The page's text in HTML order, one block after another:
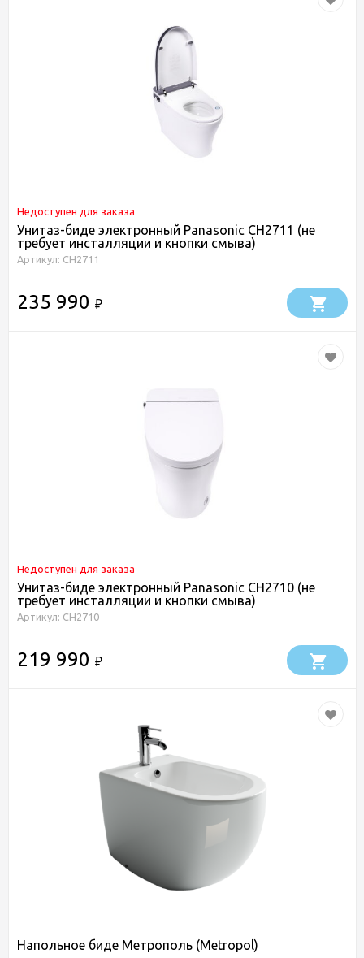
Недоступен для заказа
Унитаз-биде электронный Panasonic CH2711 (не
требует инсталляции и кнопки смыва)
Артикул: CH2711
235 990 ₽
Недоступен для заказа
Унитаз-биде электронный Panasonic CH2710 (не
требует инсталляции и кнопки смыва)
Артикул: CH2710
219 990 ₽
Напольное биде Метрополь (Metropol)